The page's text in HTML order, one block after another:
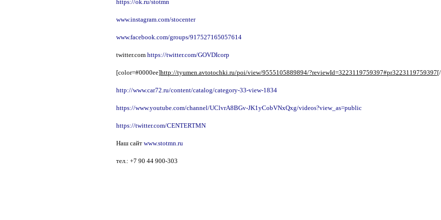
https://ok.ru/stotmn
www.instagram.com/stocenter
www.facebook.com/groups/917527165057614
twitter.com https://twitter.com/GOVDIcorp
[color=#0000ee]http://tyumen.avtotochki.ru/poi/view/9555105889894/?reviewId=3223119759397#pr3223119759397
http://www.car72.ru/content/catalog/category-33-view-1834
https://www.youtube.com/channel/UClvrA8BGv-JK1yCobVNxQxg/videos?view_as=public
https://twitter.com/CENTERTMN
Наш сайт www.stotmn.ru​​​​​​​
тел.: +7 90 44 900-303